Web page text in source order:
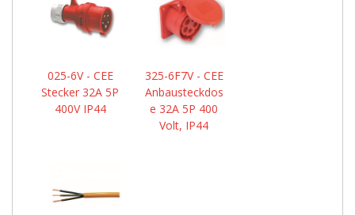
025-6V - CEE
Stecker 32A 5P
400V IP44
325-6F7V - CEE
Anbausteckdos
e 32A 5P 400
Volt, IP44